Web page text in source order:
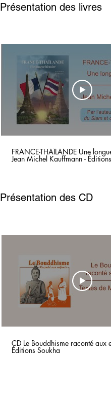
Présentation des livres
FRANCE-THAÏLANDE Une
Jean Michel Kauffmann -
Présentation des CD
CD Le Bouddhisme raconté aux
Éditions Soukha